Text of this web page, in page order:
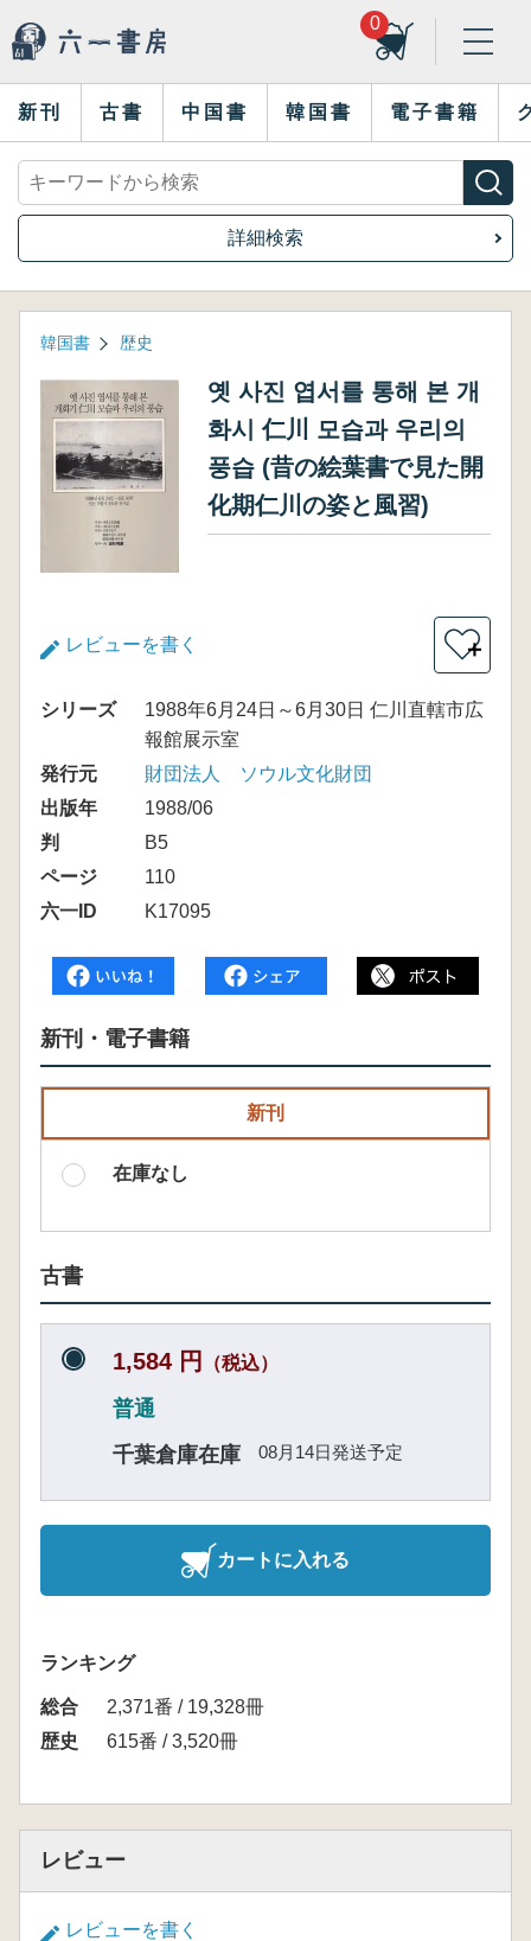
0
新刊 古書 中国書 韓国書 電子書籍
詳細検索
韓国書 歴史
옛 사진 엽서를 통해 본 개
화시 仁川 모습과 우리의
풍습 (昔の絵葉書で見た開
化期仁川の姿と風習)
レビューを書く ＋
シリーズ
1988年6月24日～6月30日 仁川直轄市広
報館展示室
発行元
財団法人 ソウル文化財団
出版年
1988/06
判
B5
ページ
110
六一ID
K17095
新刊・電子書籍
新刊
在庫なし
古書
1,584 円 （税込）
普通
千葉倉庫在庫
08月14日発送予定
カートに入れる
ランキング
総合
2,371番 / 19,328冊
歴史
615番 / 3,520冊
レビュー
レビューを書く